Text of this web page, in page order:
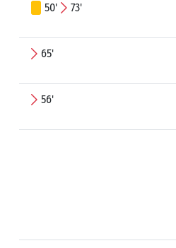
50' 73'
65'
56'